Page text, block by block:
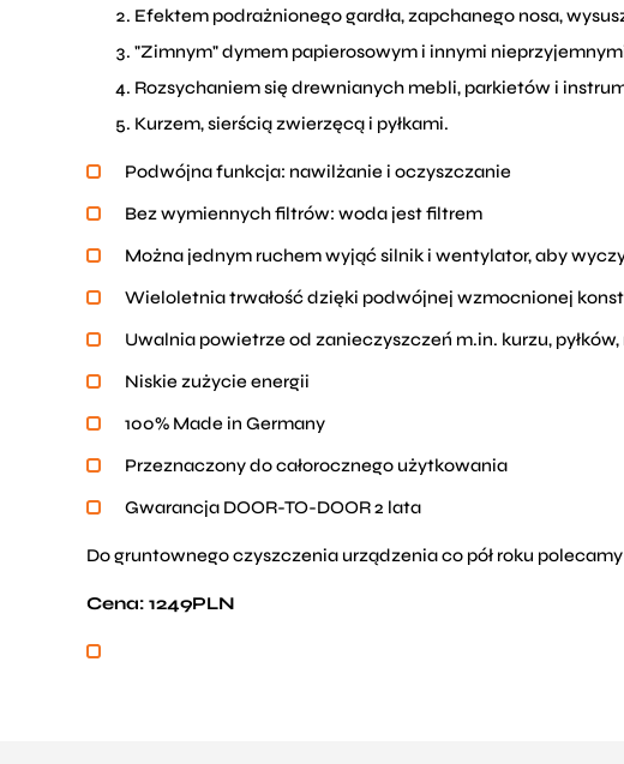
Efektem podrażnionego gardła, zapchanego nosa,
"Zimnym" dymem papierosowym i innymi
Rozsychaniem się drewnianych mebli, parkietów i
Kurzem, sierścią zwierzęcą i pyłkami.
Podwójna funkcja: nawilżanie i oczyszczanie
Bez wymiennych filtrów: woda jest filtrem
Można jednym ruchem wyjąć silnik i wentylator, aby
Wieloletnia trwałość dzięki podwójnej wzmocnionej
Uwalnia powietrze od zanieczyszczeń m.in. kurzu,
Niskie zużycie energii
100% Made in Germany
Przeznaczony do całorocznego użytkowania
Gwarancja DOOR-TO-DOOR 2 lata
Do gruntownego czyszczenia urządzenia co pół roku
Cena: 1249PLN